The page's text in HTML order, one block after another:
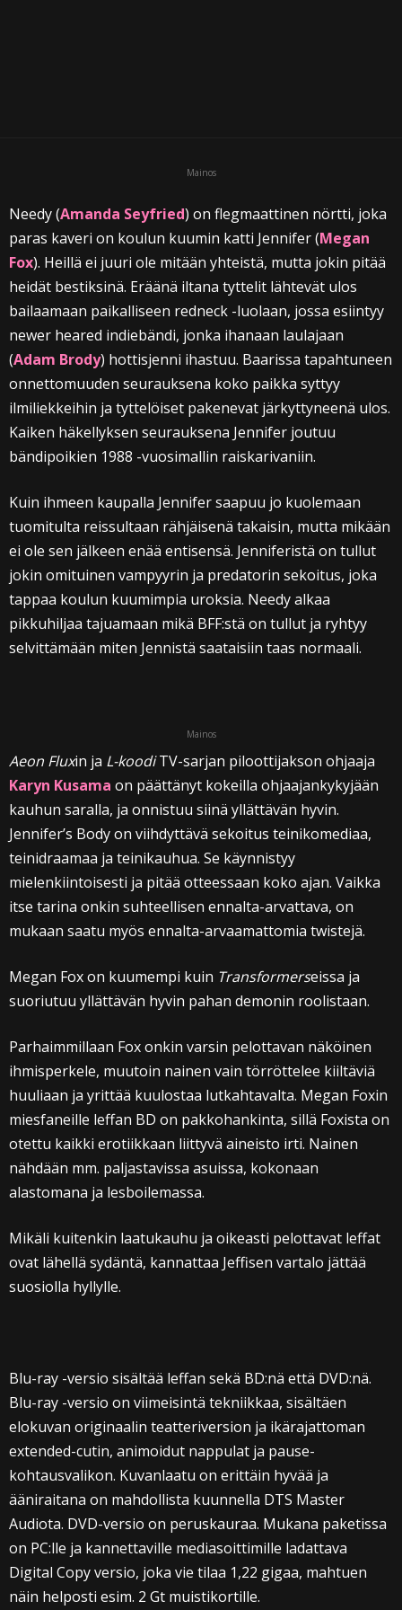
Mainos
Needy (Amanda Seyfried) on flegmaattinen nörtti, joka
paras kaveri on koulun kuumin katti Jennifer (Megan
Fox). Heillä ei juuri ole mitään yhteistä, mutta jokin pitää
heidät bestiksinä. Eräänä iltana tyttelit lähtevät ulos
bailaamaan paikalliseen redneck -luolaan, jossa esiintyy
newer heared indiebändi, jonka ihanaan laulajaan
(Adam Brody) hottisjenni ihastuu. Baarissa tapahtuneen
onnettomuuden seurauksena koko paikka syttyy
ilmiliekkeihin ja tyttelöiset pakenevat järkyttyneenä ulos.
Kaiken häkellyksen seurauksena Jennifer joutuu
bändipoikien 1988 -vuosimallin raiskarivaniin.
Kuin ihmeen kaupalla Jennifer saapuu jo kuolemaan
tuomitulta reissultaan rähjäisenä takaisin, mutta mikään
ei ole sen jälkeen enää entisensä. Jenniferistä on tullut
jokin omituinen vampyyrin ja predatorin sekoitus, joka
tappaa koulun kuumimpia uroksia. Needy alkaa
pikkuhiljaa tajuamaan mikä BFF:stä on tullut ja ryhtyy
selvittämään miten Jennistä saataisiin taas normaali.
Mainos
Aeon Fluxin ja L-koodiTV-sarjan piloottijakson ohjaaja
Karyn Kusama on päättänyt kokeilla ohjaajankykyjään
kauhun saralla, ja onnistuu siinä yllättävän hyvin.
Jennifer’s Body on viihdyttävä sekoitus teinikomediaa,
teinidraamaa ja teinikauhua. Se käynnistyy
mielenkiintoisesti ja pitää otteessaan koko ajan. Vaikka
itse tarina onkin suhteellisen ennalta-arvattava, on
mukaan saatu myös ennalta-arvaamattomia twistejä.
Megan Fox on kuumempi kuin Transformerseissa ja
suoriutuu yllättävän hyvin pahan demonin roolistaan.
Parhaimmillaan Fox onkin varsin pelottavan näköinen
ihmisperkele, muutoin nainen vain törröttelee kiiltäviä
huuliaan ja yrittää kuulostaa lutkahtavalta. Megan Foxin
miesfaneille leffan BD on pakkohankinta, sillä Foxista on
otettu kaikki erotiikkaan liittyvä aineisto irti. Nainen
nähdään mm. paljastavissa asuissa, kokonaan
alastomana ja lesboilemassa.
Mikäli kuitenkin laatukauhu ja oikeasti pelottavat leffat
ovat lähellä sydäntä, kannattaa Jeffisen vartalo jättää
suosiolla hyllylle.
Blu-ray -versio sisältää leffan sekä BD:nä että DVD:nä.
Blu-ray -versio on viimeisintä tekniikkaa, sisältäen
elokuvan originaalin teatteriversion ja ikärajattoman
extended-cutin, animoidut nappulat ja pause-
kohtausvalikon. Kuvanlaatu on erittäin hyvää ja
ääniraitana on mahdollista kuunnella DTS Master
Audiota. DVD-versio on peruskauraa. Mukana paketissa
on PC:lle ja kannettaville mediasoittimille ladattava
Digital Copy versio, joka vie tilaa 1,22 gigaa, mahtuen
näin helposti esim. 2 Gt muistikortille.